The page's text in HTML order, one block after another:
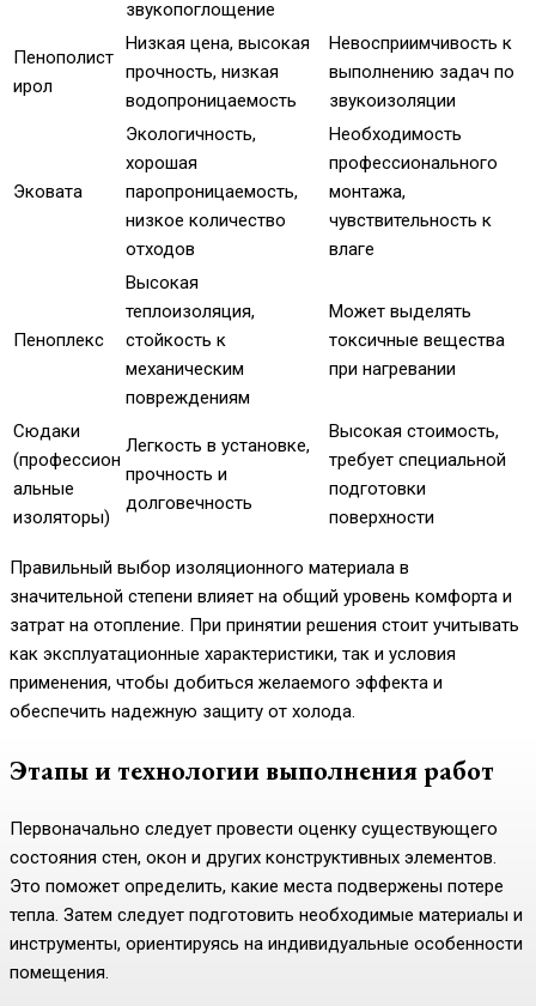
звукопоглощение
Пенополист
ирол
Низкая цена, высокая
прочность, низкая
водопроницаемость
Невосприимчивость к
выполнению задач по
звукоизоляции
Эковата
Экологичность,
хорошая
паропроницаемость,
низкое количество
отходов
Необходимость
профессионального
монтажа,
чувствительность к
влаге
Пеноплекс
Высокая
теплоизоляция,
стойкость к
механическим
повреждениям
Может выделять
токсичные вещества
при нагревании
Сюдаки
(профессион
альные
изоляторы)
Легкость в установке,
прочность и
долговечность
Высокая стоимость,
требует специальной
подготовки
поверхности
Правильный выбор изоляционного материала в
значительной степени влияет на общий уровень комфорта и
затрат на отопление. При принятии решения стоит учитывать
как эксплуатационные характеристики, так и условия
применения, чтобы добиться желаемого эффекта и
обеспечить надежную защиту от холода.
Этапы и технологии выполнения работ
Первоначально следует провести оценку существующего
состояния стен, окон и других конструктивных элементов.
Это поможет определить, какие места подвержены потере
тепла. Затем следует подготовить необходимые материалы и
инструменты, ориентируясь на индивидуальные особенности
помещения.